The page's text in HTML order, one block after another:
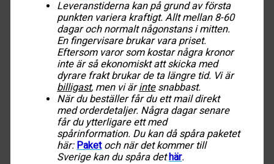
Leveranstiderna kan på grund av första
punkten variera kraftigt. Allt mellan 8-60
dagar och normalt någonstans i mitten.
En fingervisare brukar vara priset.
Eftersom varor som kostar några kronor
inte är så ekonomiskt att skicka med
dyrare frakt brukar de ta längre tid. Vi är
billigast, men vi ärintesnabbast.
När du beställer får du ett mail direkt
med orderdetaljer. Några dagar senare
får du ytterligare ett med
spårinformation. Du kan då spåra paketet
här: Paket och när det kommer till
Sverige kan du spåra det här.